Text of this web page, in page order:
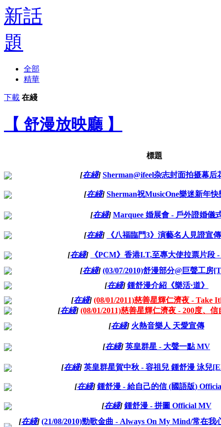
全部
精華
下載 在綫
【 舒漫放映廳 】
標題
[在綫] Sherman@ifeel杂志封面拍摄幕后
[在綫] Sherman祝MusicOne樂迷新年快
[在綫] Marquee 婚展會 - 戶外證婚儀
[在綫] 《八福臨門3》演藝名人見證宣
[在綫]
《PCM》香港I.T.至專大使拉票片段
[在綫] (03/07/2010)舒漫部分@巨聲工房
[在綫] 鍾舒漫介紹《樂活·道》
[在綫] (08/01/2011)慈善星輝仁濟夜 - Take
[在綫] (08/01/2011)慈善星輝仁濟夜 - 200度、
[在綫] 火熱音樂人 天愛宣傳
[在綫] 英皇群星 - 大聲一點 MV
[在綫] 英皇群星賀中秋 - 容祖兒 鍾舒漫 泳兒
[在綫] 鍾舒漫 - 給自己的信 (國語版)
[在綫] 鍾舒漫 - 拼圖 Official MV
[在綫] (21/08/2010)勁歌金曲 - Always On My Mind/常在我